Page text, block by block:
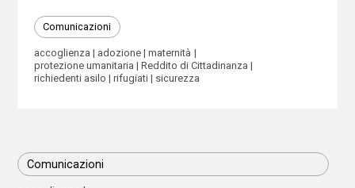
Comunicazioni
accoglienza adozione
maternità
protezione umanitaria
Reddito di Cittadinanza
richiedenti asilo
rifugiati sicurezza
Comunicazioni